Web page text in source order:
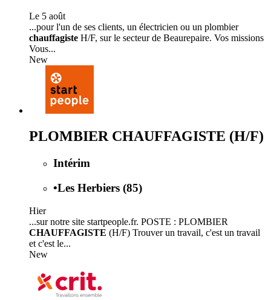
Le 5 août
...pour l'un de ses clients, un électricien ou un plombier
chauffagiste H/F, sur le secteur de Beaurepaire. Vos missions
Vous...
New
PLOMBIER CHAUFFAGISTE (H/F)
Intérim
•Les Herbiers (85)
Hier
...sur notre site startpeople.fr. POSTE : PLOMBIER
CHAUFFAGISTE (H/F) Trouver un travail, c'est un travail
et c'est le...
New